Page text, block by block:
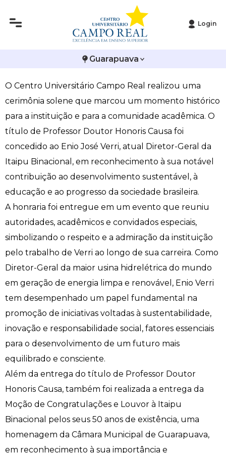
Login
Guarapuava
Campo Real concede título de Honoris Causa ao
Diretor-Geral da Itaipu
O Centro Universitário Campo Real realizou uma
cerimônia solene que marcou um momento histórico
para a instituição e para a comunidade acadêmica. O
título de Professor Doutor Honoris Causa foi
concedido ao Enio José Verri, atual Diretor-Geral da
Itaipu Binacional, em reconhecimento à sua notável
contribuição ao desenvolvimento sustentável, à
educação e ao progresso da sociedade brasileira.
A honraria foi entregue em um evento que reuniu
autoridades, acadêmicos e convidados especiais,
simbolizando o respeito e a admiração da instituição
pelo trabalho de Verri ao longo de sua carreira. Como
Diretor-Geral da maior usina hidrelétrica do mundo
em geração de energia limpa e renovável, Enio Verri
tem desempenhado um papel fundamental na
promoção de iniciativas voltadas à sustentabilidade,
inovação e responsabilidade social, fatores essenciais
para o desenvolvimento de um futuro mais
equilibrado e consciente.
Além da entrega do título de Professor Doutor
Honoris Causa, também foi realizada a entrega da
Moção de Congratulações e Louvor à Itaipu
Binacional pelos seus 50 anos de existência, uma
homenagem da Câmara Municipal de Guarapuava,
em reconhecimento à sua importância e
Infraestrutura
Editais
Publicações Institucionais
Arquitetura e Urbanismo
Biomedicina
Ciências Contábeis
Direito
Enfermagem
Engenharia Agronômica
Engenharia Civil
Engenharia de Software
Engenharia Elétrica
Engenharia Mecânica
Fisioterapia
Medicina
Medicina Veterinária
Nutrição
Odontologia
Vestibular de Inverno
Vestibular de Medicina
2ª Via de Boleto
Atestado de Matrícula
Atividades Complementares e Sociais
Biblioteca
Calendário Acadêmico
Calendário de Provas
Carteirinha de Estudante
Central de Estágios - TCC
Horário de Aulas
Manual do Acadêmico
Manual de Trabalhos Acadêmicos
Minha Biblioteca
Núcleo de Apoio Psicopedagógico
Ouvidoria
Plano de Ensino
Avalie a Campo Real
Bolsas e Incentivos
CPA
COLAP
Comissão de Ética no Uso de Animais
Comitê de Ética em Pesquisa
Diploma Digital
Educação em Direitos Humanos
Extensão
Infocampo
Logos Campo Real
NAPP e NAPC
Portal do Egresso
Portal do RH
Programa de Monitoria